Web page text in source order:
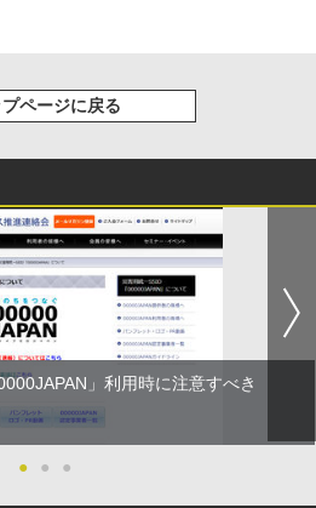
プページに戻る
」利用時に注意すべき
● ● ●